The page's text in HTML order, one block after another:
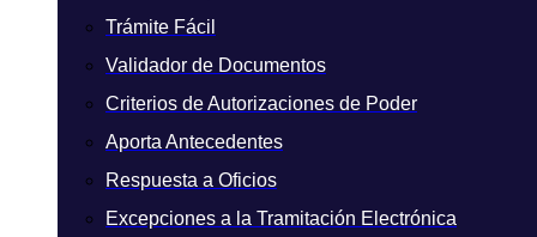
Trámite Fácil
Validador de Documentos
Criterios de Autorizaciones de Poder
Aporta Antecedentes
Respuesta a Oficios
Excepciones a la Tramitación Electrónica